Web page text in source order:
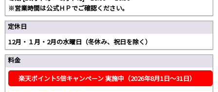
※営業時間は公式ＨＰでご確認ください。
定休日
12月・１月・2月の水曜日（冬休み、祝日を除く）
料金
楽天ポイント5倍キャンペーン 実施中（2026年8月1日～31日）